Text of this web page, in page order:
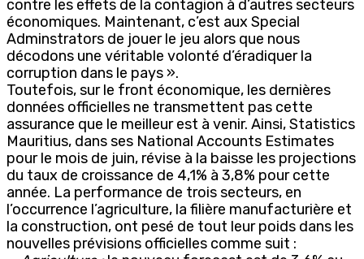
contre les effets de la contagion à d’autres secteurs
économiques. Maintenant, c’est aux Special
Adminstrators de jouer le jeu alors que nous
décodons une véritable volonté d’éradiquer la
corruption dans le pays ».
Toutefois, sur le front économique, les dernières
données officielles ne transmettent pas cette
assurance que le meilleur est à venir. Ainsi, Statistics
Mauritius, dans ses National Accounts Estimates
pour le mois de juin, révise à la baisse les projections
du taux de croissance de 4,1% à 3,8% pour cette
année. La performance de trois secteurs, en
l’occurrence l’agriculture, la filière manufacturière et
la construction, ont pesé de tout leur poids dans les
nouvelles prévisions officielles comme suit :